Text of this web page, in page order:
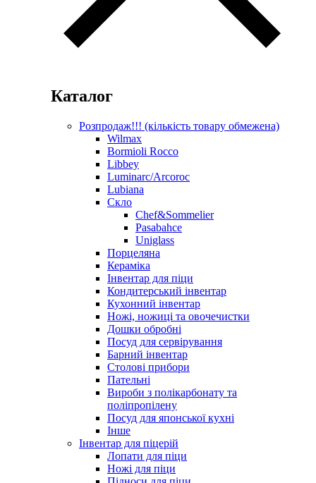
Каталог
Розпродаж!!! (кількість товару обмежена)
Wilmax
Bormioli Rocco
Libbey
Luminarc/Arcoroc
Lubiana
Скло
Chef&Sommelier
Pasabahce
Uniglass
Порцеляна
Кераміка
Інвентар для піци
Кондитерський інвентар
Кухонний інвентар
Ножі, ножиці та овочечистки
Дошки обробні
Посуд для сервірування
Барний інвентар
Столові прибори
Пательні
Вироби з полікарбонату та
поліпропілену
Посуд для японської кухні
Інше
Інвентар для піцерій
Лопати для піци
Ножі для піци